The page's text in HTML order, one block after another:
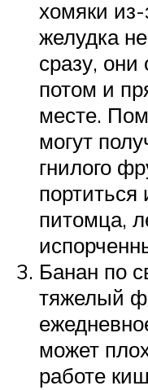
хомяки из-
желудка
сразу, они
потом и
месте.
могут
гнилого
портиться
питомца,
Банан по
тяжелый
может
работе